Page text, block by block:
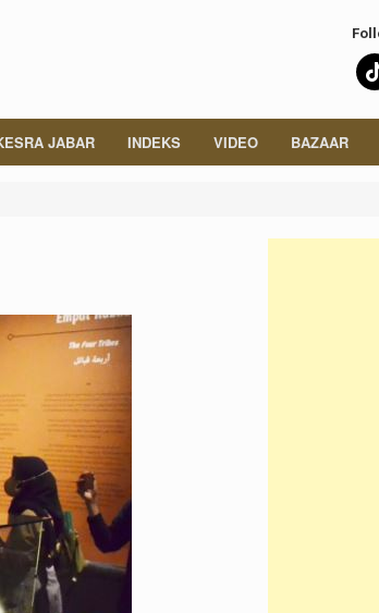
JABAR INDEKS VIDEO BAZAAR